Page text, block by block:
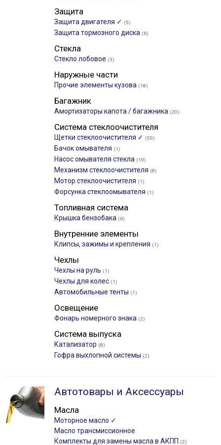
Защита
Защита двигателя ✓ (5)
Защита тормозного диска (6)
Стекла
Стекло лобовое (3)
Наружные части
Прочие элементы кузова (18)
Багажник
Амортизаторы капота / багажника (20)
Система стеклоочистителя
Щетки стеклоочистителя ✓ (59)
Бачок омывателя (1)
Насос омывателя стекла (19)
Механизм стеклоочистителя (8)
Мотор стеклоочистителя (1)
Форсунка стеклоомывателя (1)
Топливная система
Крышка бензобака (6)
Внутренние элементы
Клипсы, зажимы и крепления (1)
Чехлы
Чехлы на руль (1)
Чехлы для колес (1)
Автомобильные тенты (1)
Освещение
Фонарь номерного знака (2)
Система выпуска
Катализатор (8)
Гофра выхлопной системы (2)
Автотовары и Аксессуары
Масла
Моторное масло ✓
Масло трансмиссионное
Комплекты для замены масла в АКПП (2)